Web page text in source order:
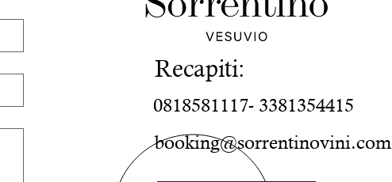
Recapiti:
0818581117- 3381354415
booking@sorrentinovini.com